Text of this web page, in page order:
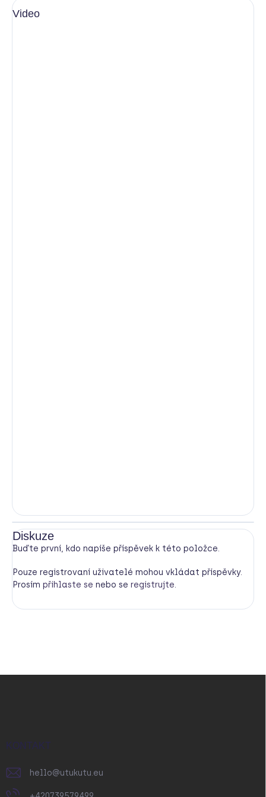
Video
Diskuze
Buďte první, kdo napíše příspěvek k této položce.
Pouze registrovaní uživatelé mohou vkládat příspěvky.
Prosím přihlaste se nebo se registrujte.
KONTAKT
hello@utukutu.eu